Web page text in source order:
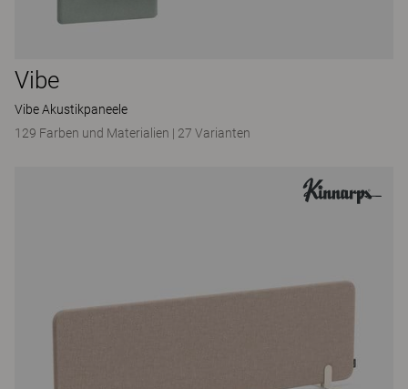
Vibe
Vibe Akustikpaneele
129 Farben und Materialien | 27 Varianten